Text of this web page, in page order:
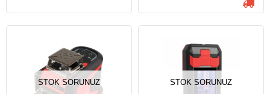
STOK SORUNUZ STOK SORUNUZ